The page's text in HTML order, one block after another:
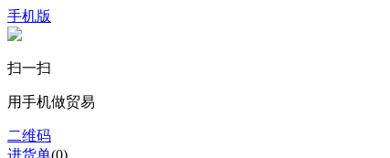
手机版
扫一扫
用手机做贸易
二维码
进货单(0)